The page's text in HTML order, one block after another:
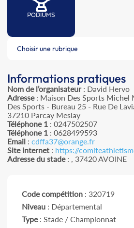
PODIUMS
Choisir une rubrique
Informations pratiques
Nom de l’organisateur: David Hervo
Adresse: Maison Des Sports Michel
Des Sports - Bureau 25 - Rue De
37210 Parcay Meslay
Téléphone 1 : 0247502507
Téléphone 1 : 0628499593
Email : cdffa37@orange.fr
Site internet : https://
Adresse du stade: , 37420 AVOINE
Code compétition : 320719
Niveau : Départemental
Type: Stade / Championnat